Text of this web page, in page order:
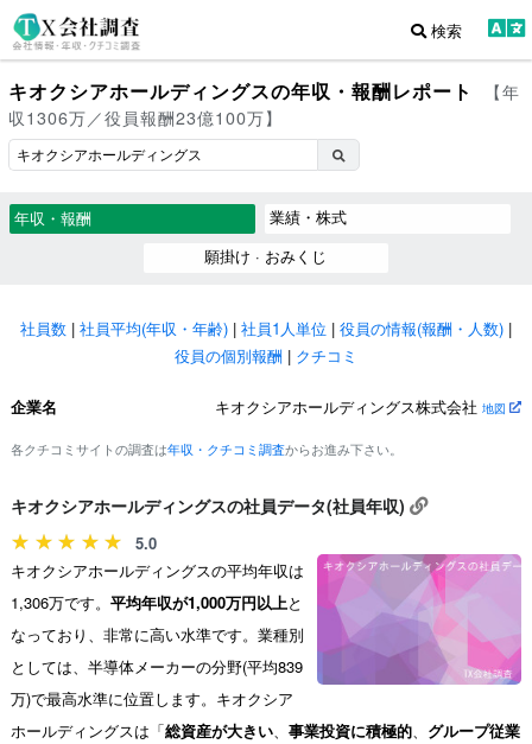
検索
キオクシアホールディングスの年収・報酬レポート
【年
収1306万／役員報酬23億100万】
年収・報酬
業績・株式
願掛け · おみくじ
社員数 | 社員平均(年収・年齢) | 社員1人単位 | 役員の情報(報酬・人数) |
役員の個別報酬 | クチコミ
企業名 キオクシアホールディングス株式会社 地図
各クチコミサイトの調査は年収・クチコミ調査からお進み下さい。
キオクシアホールディングスの社員データ(社員年収)
5.0
キオクシアホールディングスの平均年収は
1,306万です。 平均年収が1,000万円以上と
なっており、非常に高い水準です。業種別
としては、半導体メーカーの分野(平均839
万)で最高水準に位置します。キオクシア
ホールディングスは「総資産が大きい、 事業投資に積極的、 グループ従業